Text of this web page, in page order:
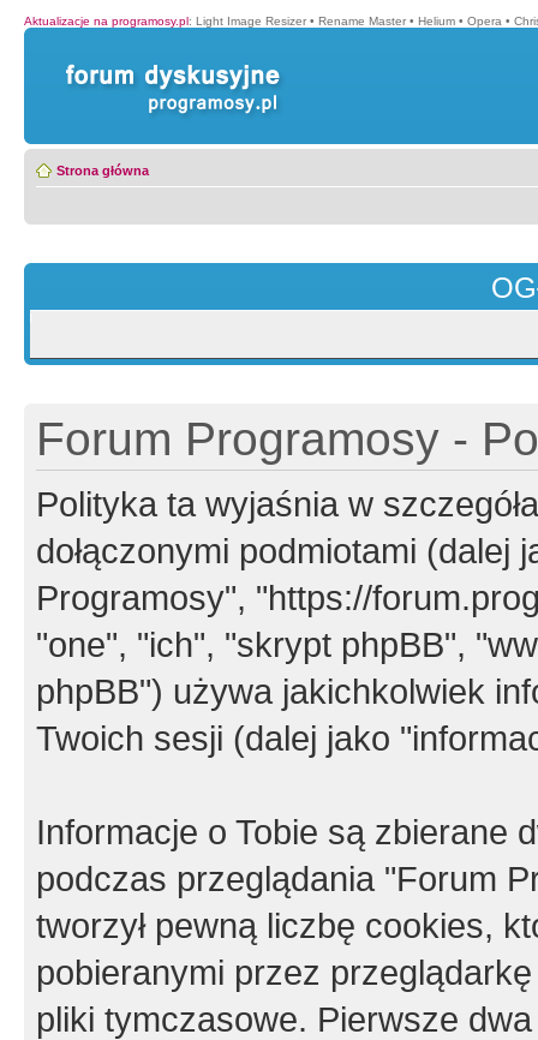
Aktualizacje na programosy.pl: Light Image Resizer • Rename Master • Helium • Opera •
Strona główna
Forum Programosy -
Polityka ta wyjaśnia w
dołączonymi podmiotami (dalej
Programosy", "https://
"one", "ich", "skrypt phpBB",
phpBB") używa jakichkolwiek
Twoich sesji (dalej jako
Informacje o Tobie są zbierane
podczas przeglądania "Forum
tworzył pewną liczbę cookies,
pobieranymi przez
pliki tymczasowe. Pierwsze